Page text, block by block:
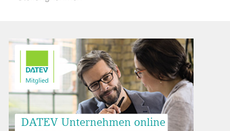
RESTRUKTURIERUNG & SANIERUNG
ONLINE-ANWENDUNGEN
INFOTHEK
KARRIERE
DATEV Unternehmen online